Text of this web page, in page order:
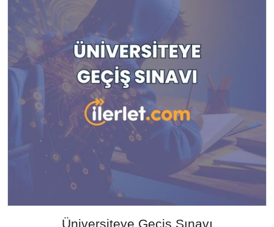
Üniversiteye Geçiş Sınavı